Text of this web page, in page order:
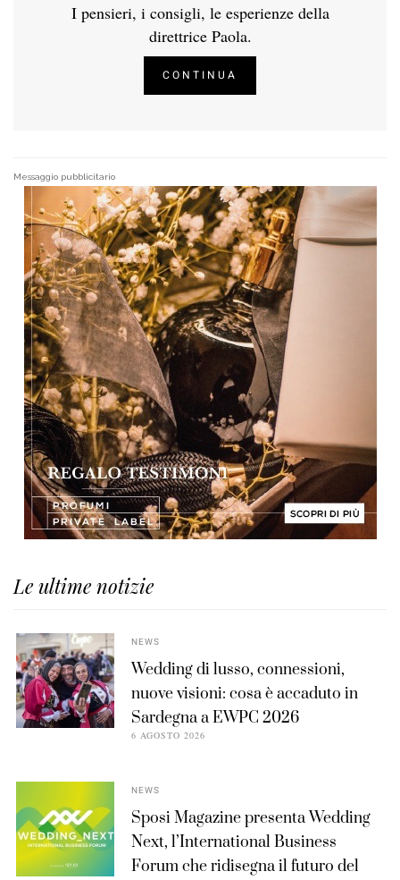
I pensieri, i consigli, le esperienze della
direttrice Paola.
CONTINUA
Messaggio pubblicitario
Le ultime notizie
NEWS
Wedding di lusso, connessioni,
nuove visioni: cosa è accaduto in
Sardegna a EWPC 2026
6 AGOSTO 2026
NEWS
Sposi Magazine presenta Wedding
Next, l’International Business
Forum che ridisegna il futuro del